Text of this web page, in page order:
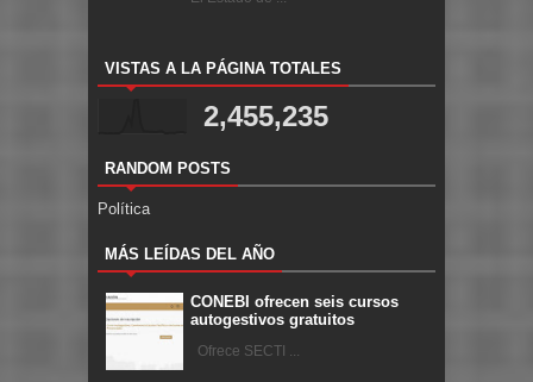
VISTAS A LA PÁGINA TOTALES
2,455,235
RANDOM POSTS
Política
MÁS LEÍDAS DEL AÑO
CONEBI ofrecen seis cursos
autogestivos gratuitos
Ofrece SECTI ...